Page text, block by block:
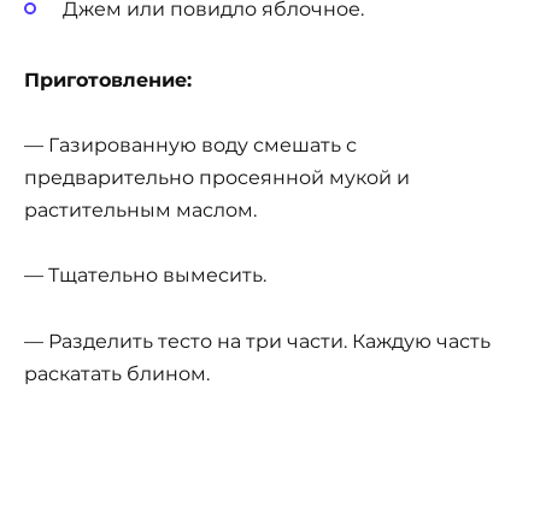
Джем или повидло яблочное.
Приготовление:
— Газированную воду смешать с
предварительно просеянной мукой и
растительным маслом.
— Тщательно вымесить.
— Разделить тесто на три части. Каждую часть
раскатать блином.